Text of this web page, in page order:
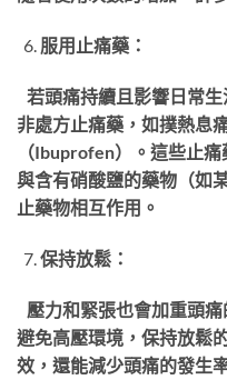
服用止痛藥：
若頭痛持續且影響日常
非處方止痛藥，如撲熱息
（Ibuprofen）。這些止
與含有硝酸鹽的藥物（如
止藥物相互作用。
保持放鬆：
壓力和緊張也會加重頭
避免高壓環境，保持放鬆
效，還能減少頭痛的發生